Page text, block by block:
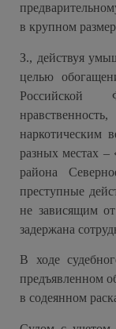
в крупном
З., действуя
целью
Российской
наркотическим
разных местах –
района
преступные
не зависящим
задержана
В ходе
предъявленном
в содеянном